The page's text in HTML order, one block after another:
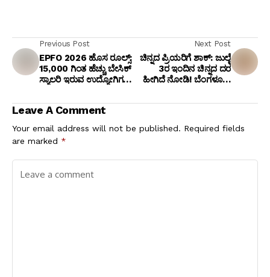
Previous Post
EPFO 2026 ಹೊಸ ರೂಲ್ಸ್:
₹15,000 ಗಿಂತ ಹೆಚ್ಚು ಬೇಸಿಕ್
ಸ್ಯಾಲರಿ ಇರುವ ಉದ್ಯೋಗಿಗಳಿಗೆ
ಇಲ್ಲಿವೆ
Next Post
ಚಿನ್ನದ ಪ್ರಿಯರಿಗೆ ಶಾಕ್: ಜುಲೈ
3ರ ಇಂದಿನ ಚಿನ್ನದ ದರ
ಹೀಗಿದೆ ನೋಡಿ! ಬೆಂಗಳೂರು
ಇಂದಿನ ರೇಟ್ ಇಲ್ಲಿದೆ.
Leave A Comment
Your email address will not be published. Required fields
are marked *